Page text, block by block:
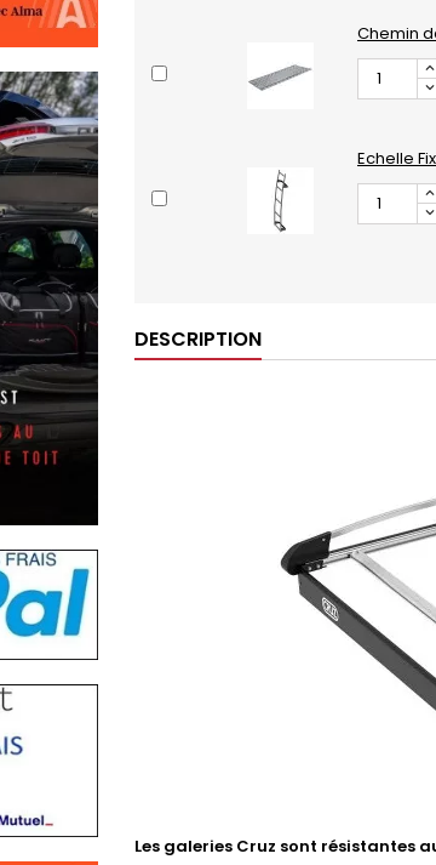
Chemin
Echelle
DESCRIPTION
Les galeries Cruz sont résistantes